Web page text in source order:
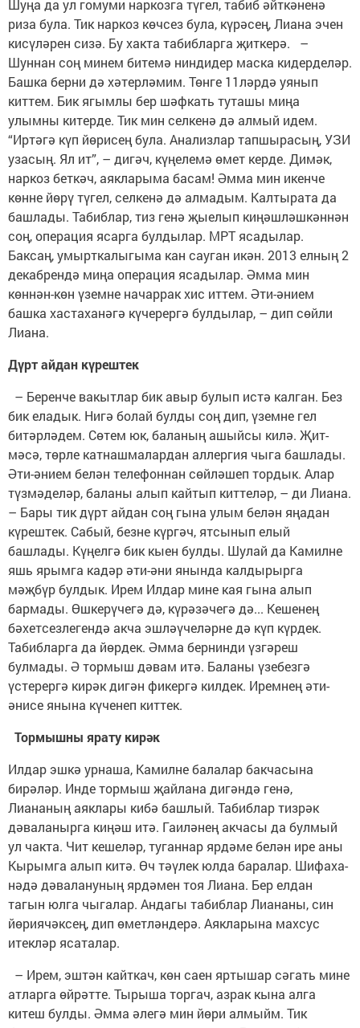
Шуңа да ул гомуми наркозга түгел, табиб әйткәненә
риза була. Тик наркоз көчсез була, күрәсең, Лиана эчен
кисүләрен сизә. Бу хакта табиб­ларга җиткерә. –
Шуннан соң минем битемә ниндидер маска кидерделәр.
Башка берни дә хәтерләмим. Төнге 11ләрдә уянып
киттем. Бик ягымлы бер шәфкать туташы миңа
улымны китерде. Тик мин селкенә дә алмый идем.
“Иртәгә күп йөрисең була. Анализлар тапшырасың, УЗИ
узасың. Ял ит”, – дигәч, күңелемә өмет керде. Димәк,
наркоз беткәч, аякларыма басам! Әмма мин икенче
көнне йөрү түгел, селкенә дә алмадым. Калтырата да
башлады. Табиблар, тиз генә җыелып ки­ңәшләшкәннән
соң, операция ясарга булдылар. МРТ ясадылар.
Баксаң, умырткалыгыма кан сауган икән. 2013 елның 2
декаб­рендә миңа операция ясадылар. Әмма мин
көннән-көн үземне начаррак хис иттем. Әти-әнием
башка хастаханәгә күчерергә булдылар, – дип сөйли
Лиана.
Дүрт айдан күрештек
– Беренче вакытлар бик авыр булып истә калган. Без
бик еладык. Нигә болай булды соң дип, үземне гел
битәрләдем. Сөтем юк, баланың ашыйсы килә. Җит­
мәсә, төрле катнашмалардан аллергия чыга башлады.
Әти-әнием белән телефоннан сөйлә­шеп тордык. Алар
түзмәделәр, баланы алып кайтып киттеләр, – ди Лиана.
– Бары тик дүрт айдан соң гына улым белән яңадан
күреш­тек. Сабый, безне күргәч, ятсынып елый
башлады. Күңелгә бик кыен булды. Шулай да Камилне
яшь ярымга кадәр әти-әни янында калдырырга
мәҗбүр булдык. Ирем Илдар мине кая гына алып
бармады. Өшкерүчегә дә, күрә­зәчегә дә... Кешенең
бәхет­сез­легендә акча эшләүчеләрне дә күп күрдек.
Табибларга да йөр­дек. Әмма бернинди үзгәреш
булмады. Ә тормыш дәвам итә. Баланы үзебезгә
үстерергә кирәк дигән фикергә килдек. Иремнең әти-
әнисе янына күченеп киттек.
Тормышны ярату кирәк
Илдар эшкә урнаша, Камилне балалар бакчасына
бирәләр. Инде тормыш җайлана дигәндә ге­нә,
Лиананың аяклары кибә башлый. Табиблар тизрәк
дәва­ла­нырга киңәш итә. Гаиләнең акчасы да булмый
ул чакта. Чит ке­шеләр, туганнар ярдәме белән ире аны
Кырымга алып китә. Өч тәүлек юлда баралар. Шифаха­
нәдә дәвалану­ның ярдәмен тоя Лиана. Бер елдан
тагын юлга чыгалар. Андагы табиблар Лиананы, син
йөрия­чәк­сең, дип өмет­ләндерә. Аякларына махсус
итек­ләр ясаталар.
– Ирем, эштән кайткач, көн саен яртышар сәгать мине
атларга өйрәтте. Тырыша торгач, азрак кына алга
китеш булды. Әмма әлегә мин йөри алмыйм. Тик